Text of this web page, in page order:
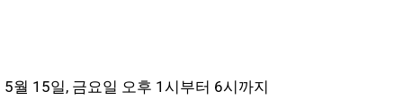
5월 15일, 금요일 오후 1시부터 6시까지